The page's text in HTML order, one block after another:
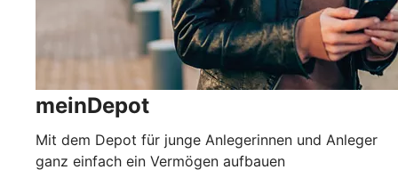
meinDepot
Mit dem Depot für junge Anlegerinnen und Anleger
ganz einfach ein Vermögen aufbauen